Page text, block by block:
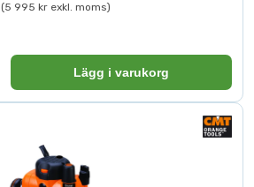
(5 995 kr exkl. moms)
Lägg i varukorg